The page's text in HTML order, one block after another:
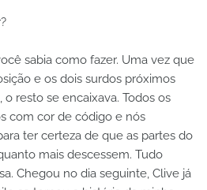
sabia como fazer. Uma vez que
e os dois surdos próximos
resto se encaixava. Todos os
com cor de código e nós
ter certeza de que as partes do
mais descessem. Tudo
Chegou no dia seguinte, Clive já